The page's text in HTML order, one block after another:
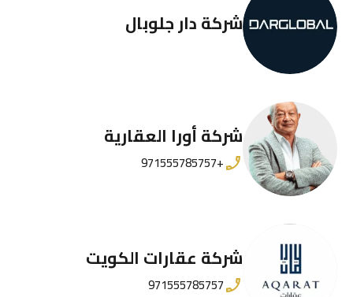
شركة دار جلوبال
شركة أورا العقارية
+971555785757
شركة عقارات الكويت
971555785757